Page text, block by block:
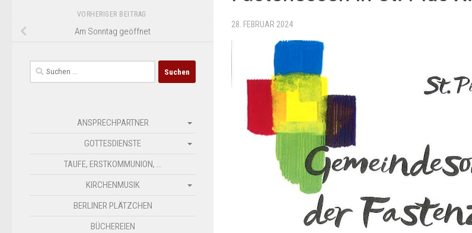
28. FEBRUAR 2024
VORHERIGER BEITRAG
Am Sonntag geöffnet
Suchen
nach:
ANSPRECHPARTNER
GOTTESDIENSTE
TAUFE, ERSTKOMMUNION, …
KIRCHENMUSIK
BERLINER PLÄTZCHEN
BÜCHEREIEN